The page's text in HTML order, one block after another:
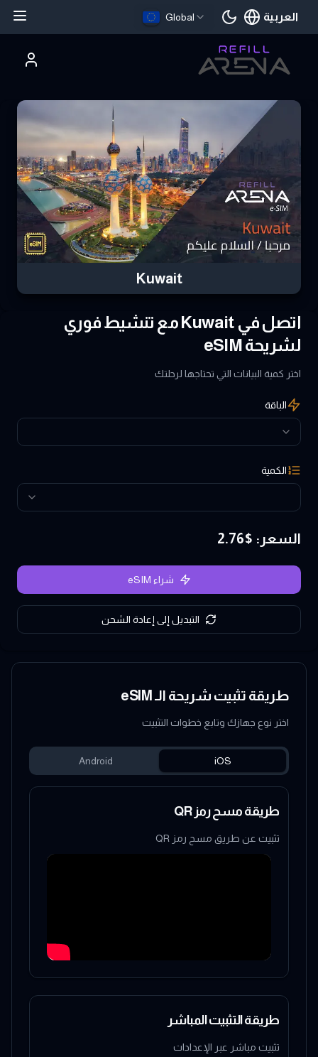
Global العربية
اللغة الحالية
Kuwait
اتصل في Kuwait مع تنشيط فوري
لشريحة eSIM
اختر كمية البيانات التي تحتاجها لرحلتك
الباقة
الكمية
السعر : $
2.76
شراء eSIM
التبديل إلى إعادة الشحن
طريقة تثبيت شريحة الـ eSIM
اختر نوع جهازك وتابع خطوات التثبيت
iOS
Android
طريقة مسح رمز QR
تثبيت عن طريق مسح رمز QR
طريقة التثبيت المباشر
تثبيت مباشر عبر الإعدادات